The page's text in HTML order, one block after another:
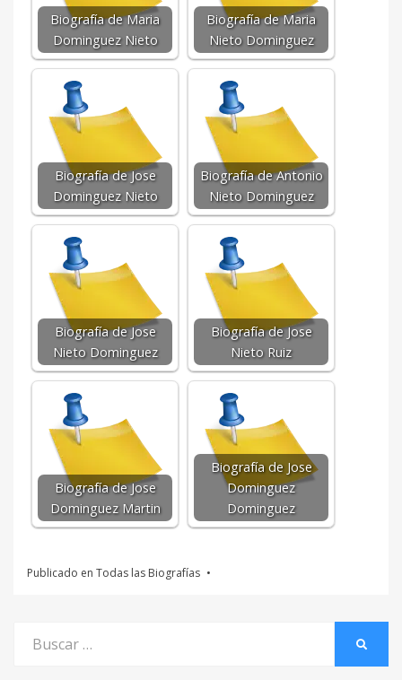
Biografía de Maria
Dominguez Nieto
Biografía de Maria
Nieto Dominguez
Biografía de Jose
Dominguez Nieto
Biografía de Antonio
Nieto Dominguez
Biografía de Jose
Nieto Dominguez
Biografía de Jose
Nieto Ruiz
Biografía de Jose
Dominguez Martin
Biografía de Jose
Dominguez
Dominguez
Publicado en Todas las Biografías
por: